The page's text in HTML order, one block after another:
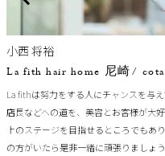
小西 将裕
La fith hair home 尼崎/
La fithは努力をする人にチャンスを与
店長などへの道を、美容とお客様が大
上のステージを目指せるところでもあ
の方がいたら是非一緒に頑張りましょう